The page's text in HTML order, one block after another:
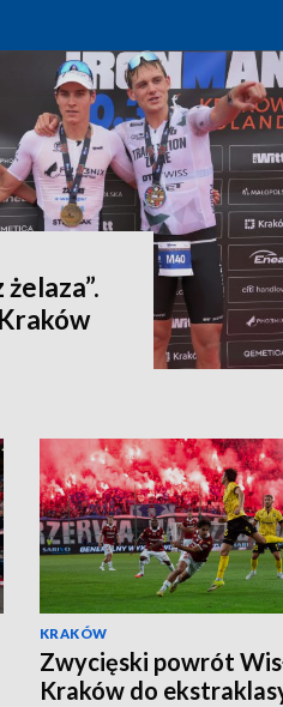
KRAKÓW
Zwycięski powrót
Kraków do